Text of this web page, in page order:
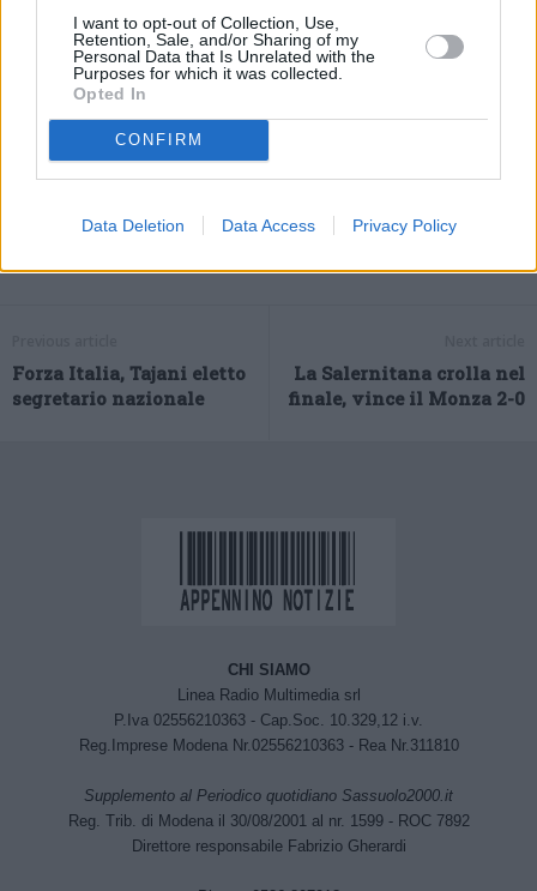
I want to opt-out of Collection, Use,
Retention, Sale, and/or Sharing of my
Personal Data that Is Unrelated with the
Purposes for which it was collected.
Opted In
CONFIRM
Data Deletion Data Access Privacy Policy
arrivata a vincere il titolo è incredibile”.
– foto Ipa Agency –
(ITALPRESS).
Forza Italia, Tajani eletto
segretario nazionale
La Salernitana crolla nel
finale, vince il Monza 2-0
CHI SIAMO
Linea Radio Multimedia srl
P.Iva 02556210363 - Cap.Soc. 10.329,12 i.v.
Reg.Imprese Modena Nr.02556210363 - Rea Nr.311810
Supplemento al Periodico quotidiano Sassuolo2000.it
Reg. Trib. di Modena il 30/08/2001 al nr. 1599 - ROC 7892
Direttore responsabile Fabrizio Gherardi